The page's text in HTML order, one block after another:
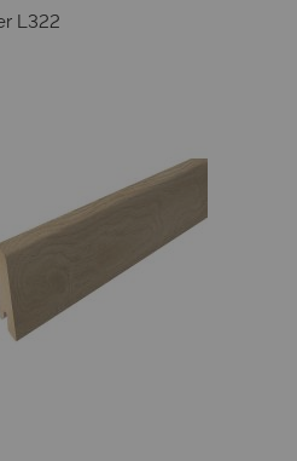
L322